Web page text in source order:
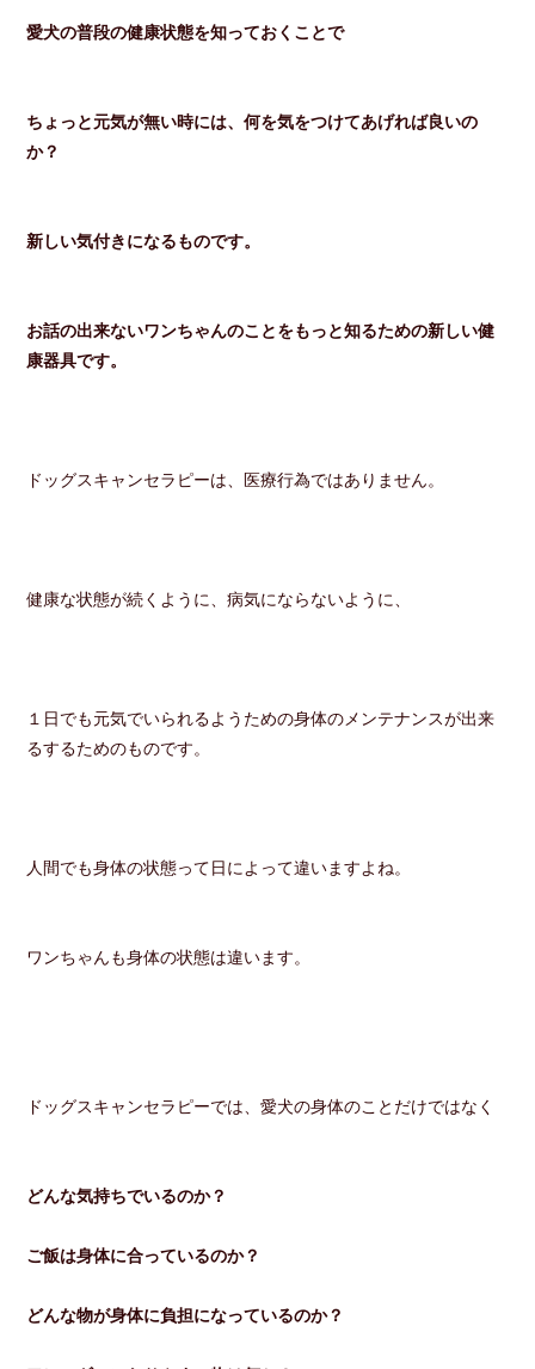
愛犬の普段の健康状態を知っておくことで
ちょっと元気が無い時には、何を気をつけてあげれば良いの
か？
新しい気付きになるものです。
お話の出来ないワンちゃんのことをもっと知るための新しい健
康器具です。
ドッグスキャンセラピーは、医療行為ではありません。
健康な状態が続くように、病気にならないように、
１日でも元気でいられるようための身体のメンテナンスが出来
るするためのものです。
人間でも身体の状態って日によって違いますよね。
ワンちゃんも身体の状態は違います。
ドッグスキャンセラピーでは、愛犬の身体のことだけではなく
どんな気持ちでいるのか？
ご飯は身体に合っているのか？
どんな物が身体に負担になっているのか？